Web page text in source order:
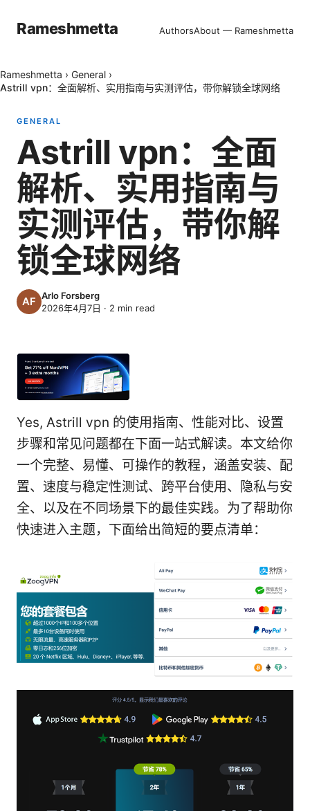
Rameshmetta AuthorsAbout — Rameshmetta
Rameshmetta › General ›
Astrill vpn：全面解析、实用指南与实测评估，带你解锁全球网络
GENERAL
Astrill vpn：全面
解析、实用指南与
实测评估，带你解
锁全球网络
Arlo Forsberg
2026年4月7日 · 2 min read
Yes, Astrill vpn 的使用指南、性能对比、设置
步骤和常见问题都在下面一站式解读。本文给你
一个完整、易懂、可操作的教程，涵盖安装、配
置、速度与稳定性测试、跨平台使用、隐私与安
全、以及在不同场景下的最佳实践。为了帮助你
快速进入主题，下面给出简短的要点清单：